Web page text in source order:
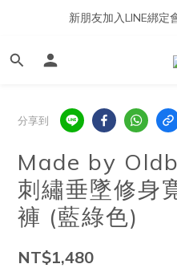
新朋友加入LINE綁定
分享到
Made by
刺繡垂墜修身
褲 (藍綠色)
NT$1,480